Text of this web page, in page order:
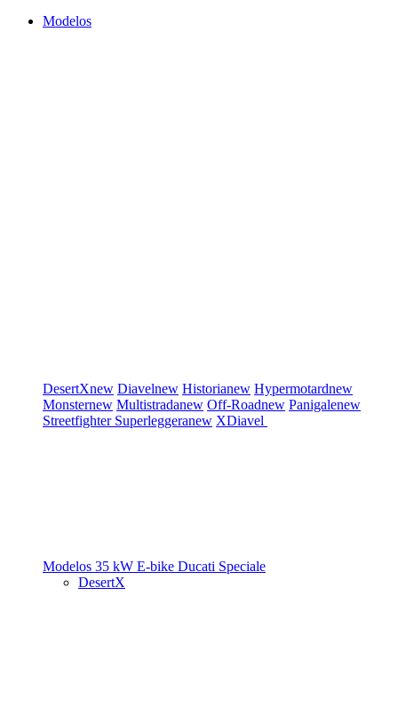
Modelos
DesertXnew Diavelnew Historianew Hypermotardnew
Monsternew Multistradanew Off-Roadnew Panigalenew
Streetfighter Superleggeranew XDiavel
Modelos 35 kW E-bike Ducati Speciale
DesertX